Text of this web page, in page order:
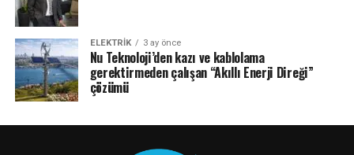
ELEKTRİK 3 ay önce
Nu Teknoloji’den kazı ve kablolama
gerektirmeden çalışan “Akıllı Enerji Direği”
çözümü